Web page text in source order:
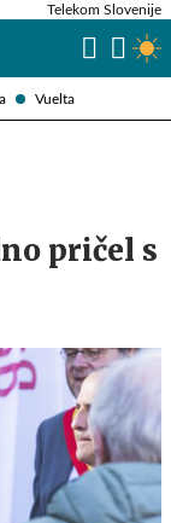
Vuelta
Telekom Slovenije
pričel s